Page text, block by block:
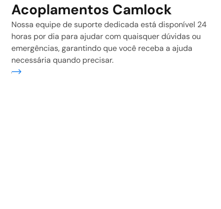
Acoplamentos Camlock
Nossa equipe de suporte dedicada está disponível 24
horas por dia para ajudar com quaisquer dúvidas ou
emergências, garantindo que você receba a ajuda
necessária quando precisar.